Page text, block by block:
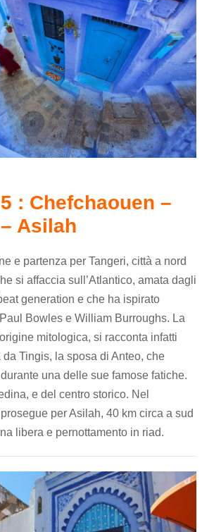
: Chefchaouen –
Asilah
e partenza per Tangeri, città a nord
si affaccia sull’Atlantico, amata dagli
generation e che ha ispirato
Bowles e William Burroughs. La
mitologica, si racconta infatti
da Tingis, la sposa di Anteo, che
una delle sue famose fatiche.
e del centro storico. Nel
per Asilah, 40 km circa a sud
libera e pernottamento in riad.